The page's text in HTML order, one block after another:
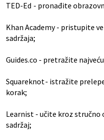
TED-Ed - pronađite
Khan Academy- pristupite
sadržaja;
Guides.co - pretražite
Squareknot- istražite
korak;
Learnist - učite kroz stručno
sadržaj;